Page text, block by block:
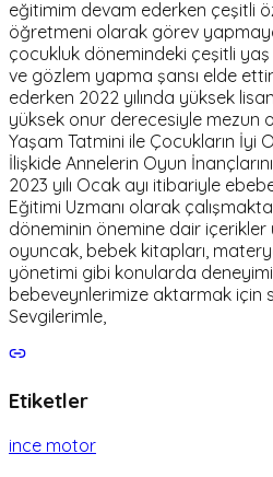
eğitimim devam ederken çeşitli
öğretmeni olarak görev
çocukluk dönemindeki çeşitli yaş
ve gözlem yapma şansı elde
ederken 2022 yılında yüksek
yüksek onur derecesiyle mezun
Yaşam Tatmini ile Çocukların İyi
İlişkide Annelerin Oyun
2023 yılı Ocak ayı itibariyle
Eğitimi Uzmanı olarak
döneminin önemine dair
oyuncak, bebek kitapları,
yönetimi gibi konularda
bebeveynlerimize aktarmak için
Sevgilerimle,
Etiketler
ince motor